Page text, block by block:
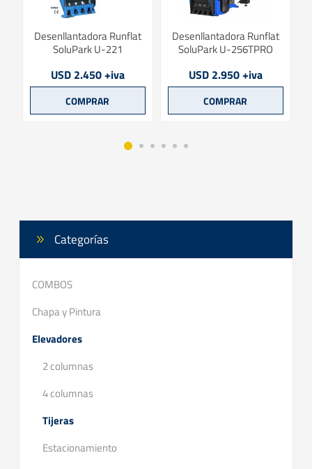
Desenllantadora Runflat
SoluPark U-221
USD 2.450 +iva
Desenllantadora Runflat
SoluPark U-256TPRO
USD 2.950 +iva
Categorías
COMBOS
Chapa y Pintura
Elevadores
2 columnas
4 columnas
Tijeras
Estacionamiento